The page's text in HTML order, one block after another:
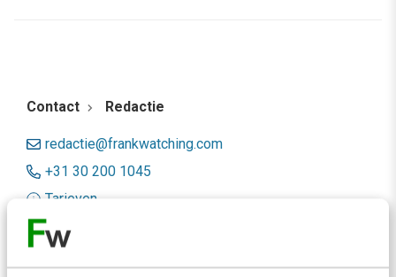
Contact Redactie
redactie@frankwatching.com
+31 30 200 1045
Tarieven
Meer contactopties